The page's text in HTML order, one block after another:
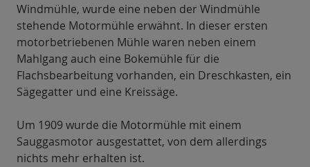
Windmühle, wurde eine neben der Windmühle
stehende Motormühle erwähnt. In dieser ersten
motorbetriebenen Mühle waren neben einem
Mahlgang auch eine Bokemühle für die
Flachsbearbeitung vorhanden, ein Dreschkasten, ein
Sägegatter und eine Kreissäge.
Um 1909 wurde die Motormühle mit einem
Sauggasmotor ausgestattet, von dem allerdings
nichts mehr erhalten ist.